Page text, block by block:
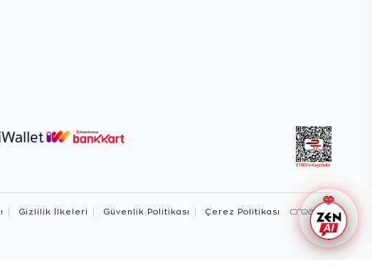
Gizlilik İlkeleri Güvenlik Politikası Çerez Politikası